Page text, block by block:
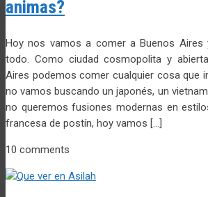
animas?
Hoy nos vamos a comer a Buenos Aires
todo. Como ciudad cosmopolita y
Aires podemos comer cualquier cosa que
no vamos buscando un japonés, un
no queremos fusiones modernas en
francesa de postín, hoy vamos […]
10 comments